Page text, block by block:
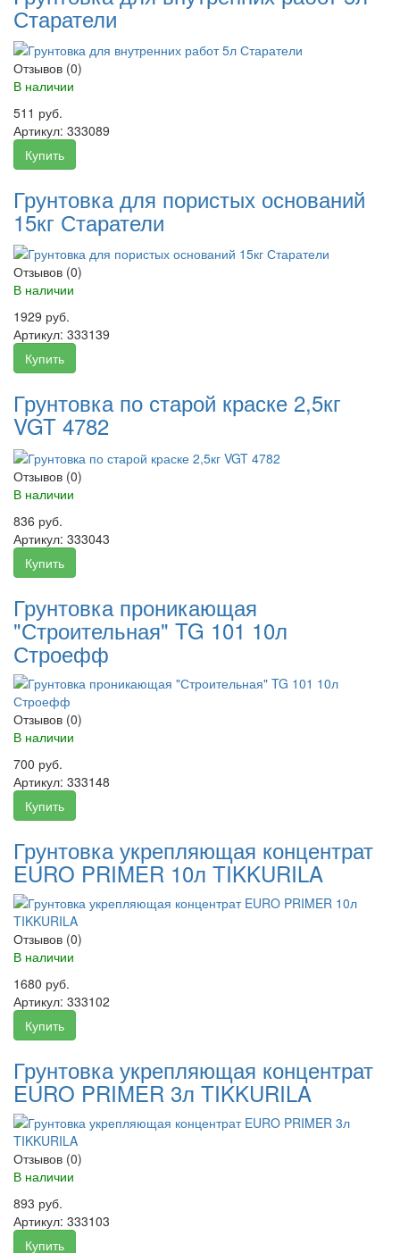
Старатели
Отзывов (0)
В наличии
511 руб.
Артикул: 333089
Купить
Грунтовка для пористых оснований
15кг Старатели
Отзывов (0)
В наличии
1929 руб.
Артикул: 333139
Купить
Грунтовка по старой краске 2,5кг
VGT 4782
Отзывов (0)
В наличии
836 руб.
Артикул: 333043
Купить
Грунтовка проникающая
"Строительная" TG 101 10л
Строефф
Отзывов (0)
В наличии
700 руб.
Артикул: 333148
Купить
Грунтовка укрепляющая концентрат
EURO PRIMER 10л TIKKURILA
Отзывов (0)
В наличии
1680 руб.
Артикул: 333102
Купить
Грунтовка укрепляющая концентрат
EURO PRIMER 3л TIKKURILA
Отзывов (0)
В наличии
893 руб.
Артикул: 333103
Купить